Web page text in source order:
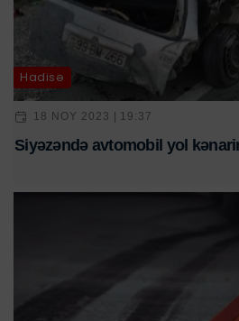
Hadisə
18 NOY 2023 | 19:37
Siyəzəndə avtomobil yol